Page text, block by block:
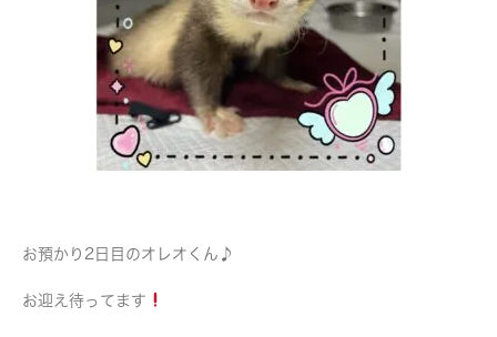
お預かり2日目のオレオくん♪
お迎え待ってます